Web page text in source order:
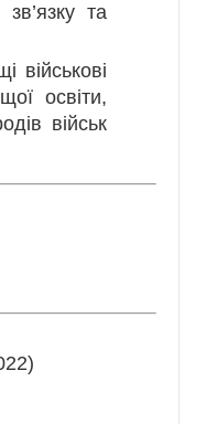
та
військові
освіти,
військ